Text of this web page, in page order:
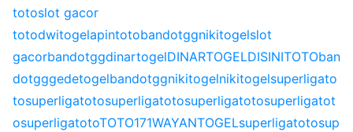
totoslot gacor
totodwitogelapintotobandotggnikitogelslot
gacorbandotggdinartogelDINARTOGELDISINITOTOban
dotgggedetogelbandotggnikitogelnikitogelsuperligato
tosuperligatotosuperligatotosuperligatotosuperligatot
osuperligatotoTOTO171WAYANTOGELsuperligatotosup